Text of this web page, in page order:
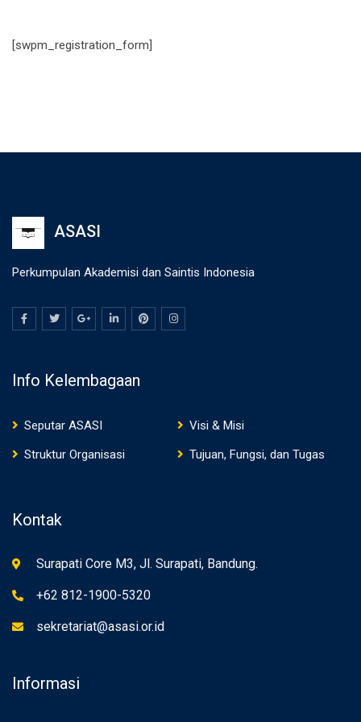
[swpm_registration_form]
ASASI
Perkumpulan Akademisi dan Saintis Indonesia
Info Kelembagaan
Seputar ASASI
Visi & Misi
Struktur Organisasi
Tujuan, Fungsi, dan Tugas
Kontak
Surapati Core M3, Jl. Surapati, Bandung.
+62 812-1900-5320
sekretariat@asasi.or.id
Informasi